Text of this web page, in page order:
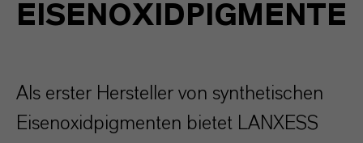
EISENOXIDPIGMENTE
Als erster Hersteller von synthetischen
Eisenoxidpigmenten bietet LANXESS